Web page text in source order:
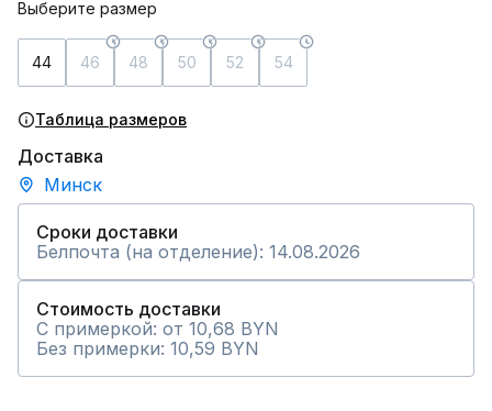
Выберите размер
44 46 48 50 52 54
Таблица размеров
Доставка
Минск
Сроки доставки
Белпочта (на отделение): 14.08.2026
Стоимость доставки
С примеркой: от 10,68 BYN
Без примерки: 10,59 BYN